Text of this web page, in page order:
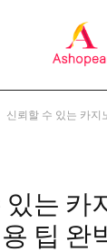
신뢰할 수 있는 카지노
있는 카
팁 완